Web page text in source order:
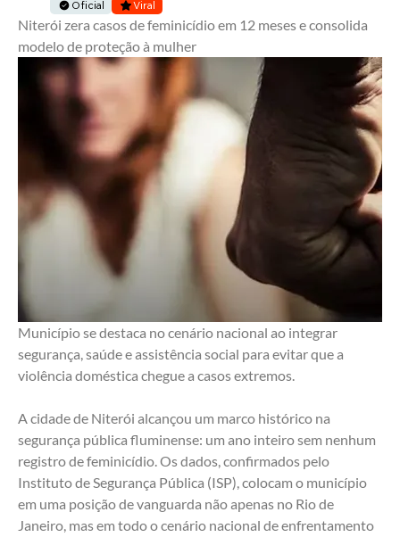
Oficial Viral
Niterói zera casos de feminicídio em 12 meses e consolida
modelo de proteção à mulher
Município se destaca no cenário nacional ao integrar
segurança, saúde e assistência social para evitar que a
violência doméstica chegue a casos extremos.
A cidade de Niterói alcançou um marco histórico na
segurança pública fluminense: um ano inteiro sem nenhum
registro de feminicídio. Os dados, confirmados pelo
Instituto de Segurança Pública (ISP), colocam o município
em uma posição de vanguarda não apenas no Rio de
Janeiro, mas em todo o cenário nacional de enfrentamento